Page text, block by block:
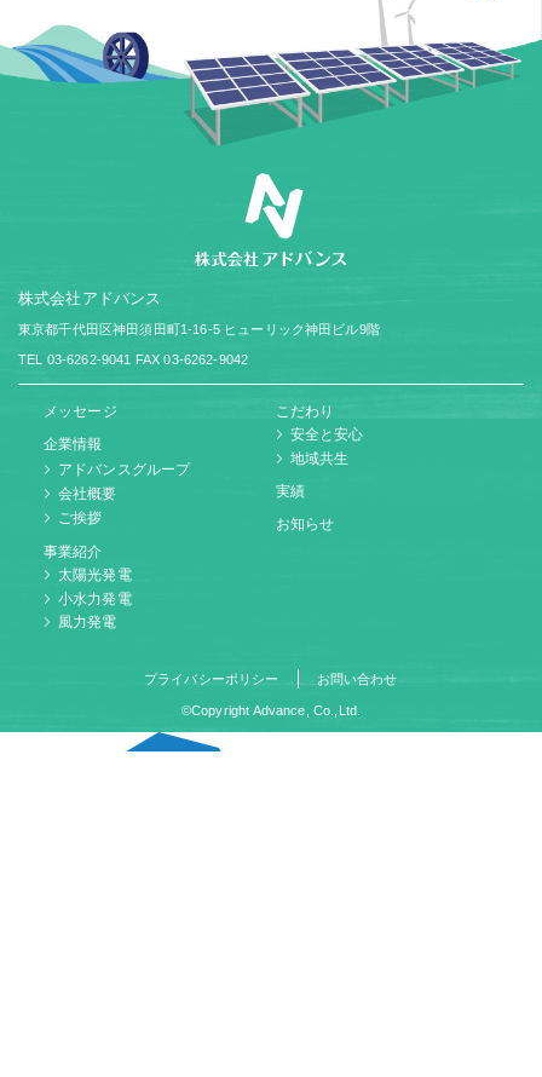
株式会社アドバンス
東京都千代田区神田須田町1-16-5 ヒューリック神田ビル9階
TEL 03-6262-9041 FAX 03-6262-9042
メッセージ
企業情報
アドバンスグループ
会社概要
ご挨拶
事業紹介
太陽光発電
小水力発電
風力発電
こだわり
安全と安心
地域共生
実績
お知らせ
プライバシーポリシー お問い合わせ
©Copyright Advance, Co.,Ltd.